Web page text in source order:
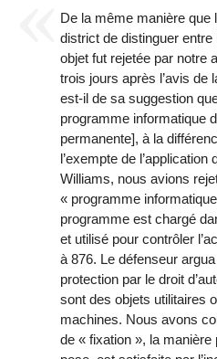
De la même manière que
district de distinguer
objet fut rejetée par notre
trois jours après l’avis de
est-il de sa suggestion
programme informatique
permanente], à la
l’exempte de l’application
Williams, nous avions
« programme
programme est chargé
et utilisé pour contrôler
à 876. Le défenseur
protection par le droit
sont des objets utilitaires
machines. Nous avons
de « fixation », la